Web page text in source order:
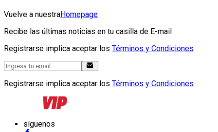
Vuelve a nuestraHomepage
Recibe las últimas noticias en tu casilla de E-mail
Registrarse implica aceptar los Términos y Condiciones
Registrarse implica aceptar los Términos y Condiciones
síguenos